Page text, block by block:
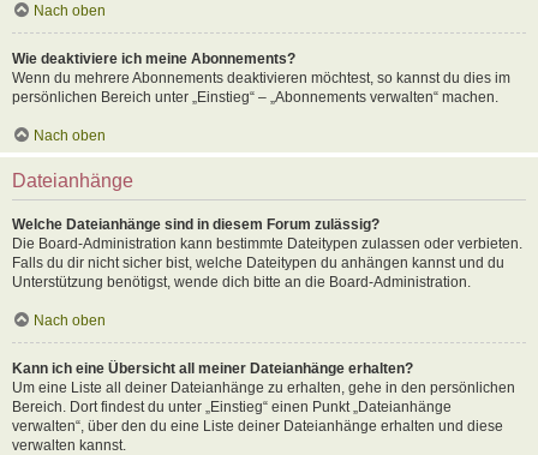
Nach oben
Wie deaktiviere ich meine Abonnements?
Wenn du mehrere Abonnements deaktivieren möchtest, so kannst du dies im
persönlichen Bereich unter „Einstieg“ – „Abonnements verwalten“ machen.
Nach oben
Dateianhänge
Welche Dateianhänge sind in diesem Forum zulässig?
Die Board-Administration kann bestimmte Dateitypen zulassen oder verbieten.
Falls du dir nicht sicher bist, welche Dateitypen du anhängen kannst und du
Unterstützung benötigst, wende dich bitte an die Board-Administration.
Nach oben
Kann ich eine Übersicht all meiner Dateianhänge erhalten?
Um eine Liste all deiner Dateianhänge zu erhalten, gehe in den persönlichen
Bereich. Dort findest du unter „Einstieg“ einen Punkt „Dateianhänge
verwalten“, über den du eine Liste deiner Dateianhänge erhalten und diese
verwalten kannst.